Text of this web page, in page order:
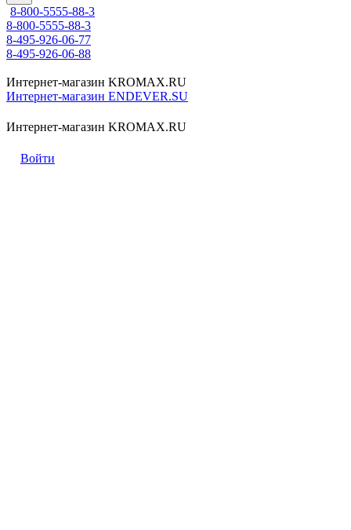
8-800-5555-88-3
8-800-5555-88-3
8-495-926-06-77
8-495-926-06-88
Интернет-магазин KROMAX.RU
Интернет-магазин ENDEVER.SU
Интернет-магазин KROMAX.RU
Войти